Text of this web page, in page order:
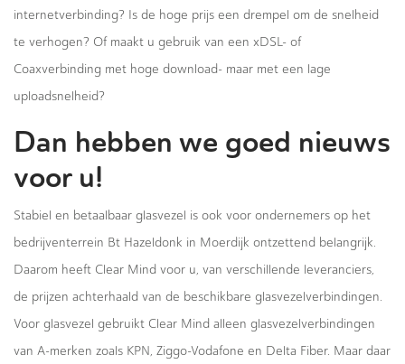
internetverbinding? Is de hoge prijs een drempel om de snelheid
te verhogen? Of maakt u gebruik van een xDSL- of
Coaxverbinding met hoge download- maar met een lage
uploadsnelheid?
Dan hebben we goed nieuws
voor u!
Stabiel en betaalbaar glasvezel is ook voor ondernemers op het
bedrijventerrein Bt Hazeldonk in Moerdijk ontzettend belangrijk.
Daarom heeft Clear Mind voor u, van verschillende leveranciers,
de prijzen achterhaald van de beschikbare glasvezelverbindingen.
Voor glasvezel gebruikt Clear Mind alleen glasvezelverbindingen
van A-merken zoals KPN, Ziggo-Vodafone en Delta Fiber. Maar daar